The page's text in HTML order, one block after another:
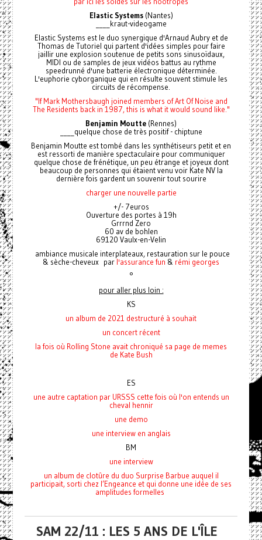
Elastic Systems(Nantes)
____kraut-videogame
Elastic Systems est le duo synergique d'Arnaud Aubry et de
Thomas de Tutoriel qui partent d'idées simples pour faire
jaillir une explosion soutenue de petits sons sinusoïdaux,
MIDI ou de samples de jeux vidéos battus au rythme
speedrunné d'une batterie électronique déterminée.
L'euphorie cyborganique qui en résulte souvent stimule les
circuits de récompense.
"If Mark Mothersbaugh joined members of Art Of Noise and
The Residents back in 1987, this is what it would sound like."
Benjamin Moutte (Rennes)
____quelque chose de très positif - chiptune
Benjamin Moutte est tombé dans les synthétiseurs petit et en
est ressorti de manière spectaculaire pour communiquer
quelque chose de frénétique, un peu étrange et joyeux dont
beaucoup de personnes qui étaient venu voir Kate NV la
dernière fois gardent un souvenir tout sourire
charger une nouvelle partie
+/- 7euros
Ouverture des portes à 19h
Grrrnd Zero
60 av de bohlen
69120 Vaulx-en-Velin
ambiance musicale interplateaux, restauration sur le pouce
& sèche-cheveux par l'assurance fun & rémi georges
°
pour aller plus loin :
KS
un album de 2021 destructuré à souhait
un concert récent
la fois où Rolling Stone avait chroniqué sa page de memes
de Kate Bush
ES
une autre captation par URSSS cette fois où l'on entends un
cheval hennir
une demo
une interview en anglais
BM
une interview
un album de clotûre du duo Surprise Barbue auquel il
participait, sorti chez l’Engeance et qui donne une idée de ses
amplitudes formelles
SAM 22/11 : LES 5 ANS DE L'ÎLE